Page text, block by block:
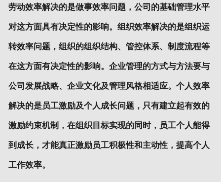
劳动效率解决的是做事效率问题，公司的基础管理水平
对这方面具有决定性的影响。组织效率解决的是组织运
转效率问题，组织的组织结构、管控体系、制度流程等
在这方面有决定性的影响。企业管理的方式与方法要与
公司发展战略、企业文化及管理风格相适应。个人效率
解决的是员工激励及个人成长问题，只有建立起有效的
激励约束机制，在组织目标实现的同时，员工个人能得
到成长，才能真正激励员工积极性和主动性，提高个人
工作效率。